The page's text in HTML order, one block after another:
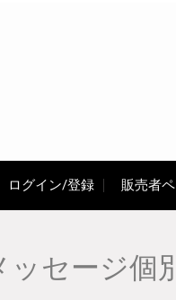
ログイン/登録 販売者
セージ個